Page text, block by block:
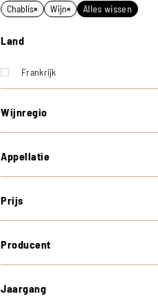
Chablis× Wijn× Alles wissen
Land
Frankrijk
Wijnregio
Appellatie
Prijs
Producent
Jaargang